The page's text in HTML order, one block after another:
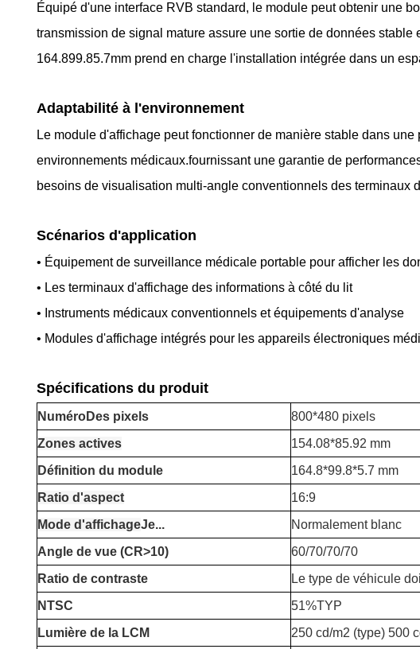
Équipé d'une interface RVB standard, le module peut obtenir une
transmission de signal mature assure une sortie de données
164.899.85.7mm prend en charge l'installation intégrée dans un
Adaptabilité à l'environnement
Le module d'affichage peut fonctionner de manière stable dans
environnements médicaux.fournissant une garantie de
besoins de visualisation multi-angle conventionnels des
Scénarios d'application
• Équipement de surveillance médicale portable pour afficher les
• Les terminaux d'affichage des informations à côté du lit
• Instruments médicaux conventionnels et équipements d'analyse
• Modules d'affichage intégrés pour les appareils électroniques
Spécifications du produit
NuméroDes pixels
800*480 pixels
Zones actives
154.08*85.92 mm
Définition du module
164.8*99.8*5.7 mm
Ratio d'aspect
16:9
Mode d'affichageJe...
Normalement blanc
Angle de vue (CR>10)
60/70/70/70
Ratio de contraste
Le type de véhicule
NTSC
51%TYP
Lumière de la LCM
250 cd/m2 (type) 500